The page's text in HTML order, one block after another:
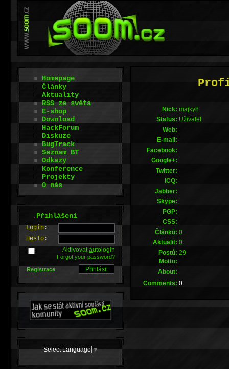
Nick: majky8
Status: Uživatel
Web:
E-mail:
Facebook:
Google+:
Twitter:
ICQ:
Jabber:
Skype:
PGP:
CSS:
Článků: 0
Aktualit: 0
Postů: 29
Motto:
About:
Comments: 0
Homepage
Články
Aktuality
RSS ze světa
E-shop
Download
HackForum
Diskuze
BugTrack
Seznam BT
Odkazy
Konference
Projekty
O nás
.Přihlášení
Login:
Heslo:
Aktivovatautologin
Forgot your password?
Registrace
Select Language ▼